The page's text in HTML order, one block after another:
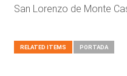
San Lorenzo de Monte
RELATED ITEMS PORTADA